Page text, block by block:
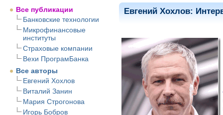
Все публикации
Банковские технологии
Микрофинансовые
институты
Страховые компании
Вехи ПрограмБанка
Все авторы
Евгений Хохлов
Виталий Занин
Мария Строгонова
Игорь Бобров
Евгений Хохлов: